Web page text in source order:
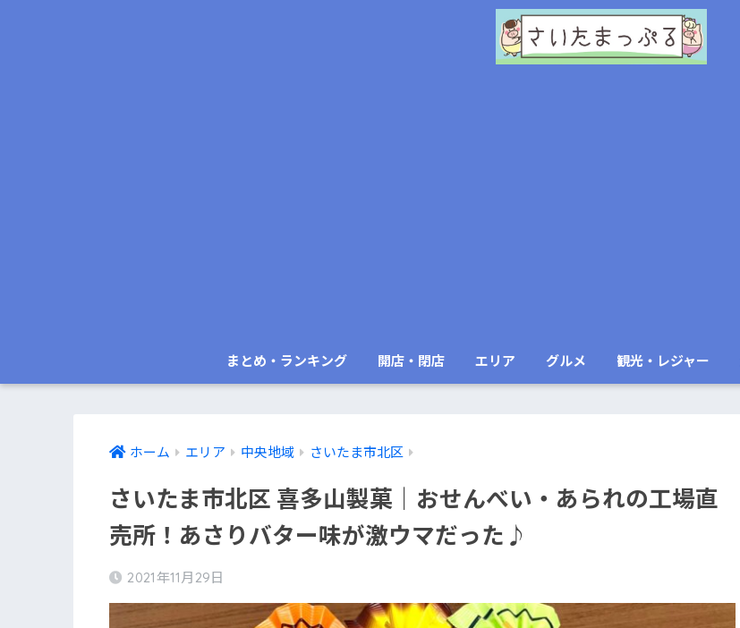
まとめ・ランキング 開店・閉店 エリア グルメ 観光・レジャー
ホーム エリア 中央地域 さいたま市北区
さいたま市北区 喜多山製菓｜おせんべい・あられの工場直
売所！あさりバター味が激ウマだった♪
2021年11月29日